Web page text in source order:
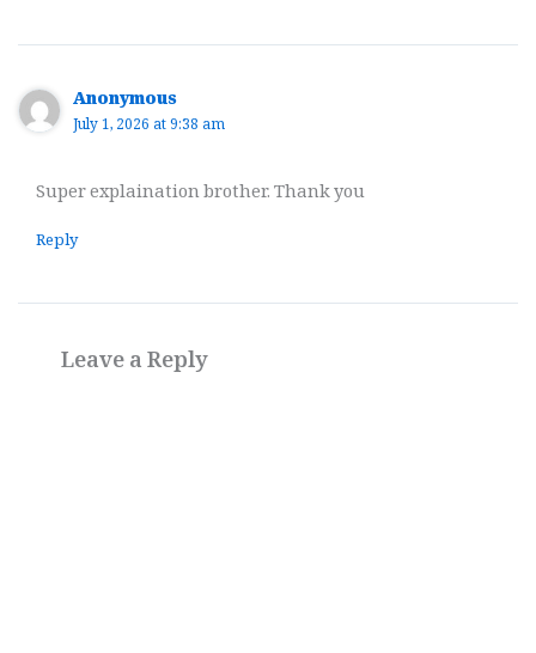
Anonymous
July 1, 2026 at 9:38 am
Super explaination brother. Thank you
Reply
Leave a Reply